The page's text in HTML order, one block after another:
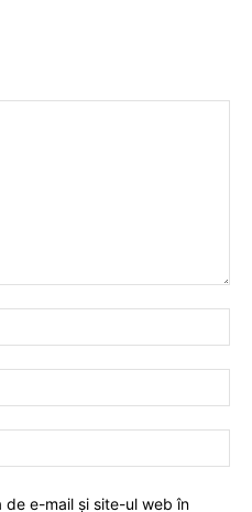
de e-mail și site-ul web în